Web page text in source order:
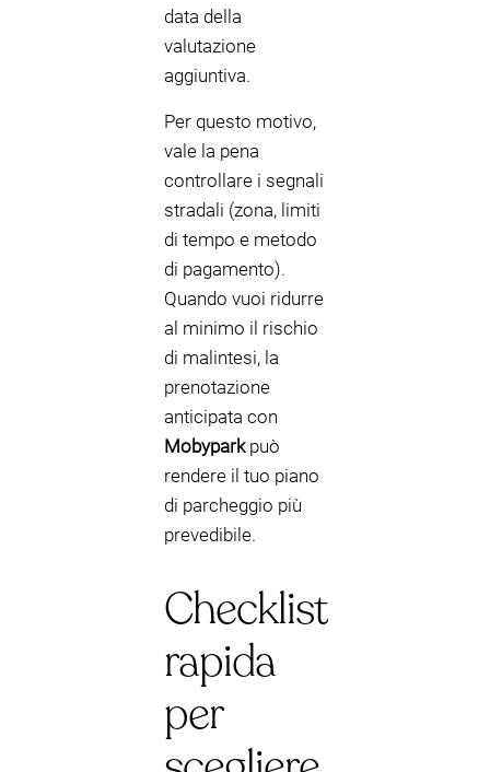
data della
valutazione
aggiuntiva.
Per questo motivo,
vale la pena
controllare i segnali
stradali (zona, limiti
di tempo e metodo
di pagamento).
Quando vuoi ridurre
al minimo il rischio
di malintesi, la
prenotazione
anticipata con
Mobyparkpuò
rendere il tuo piano
di parcheggio più
prevedibile.
Checklist
rapida
per